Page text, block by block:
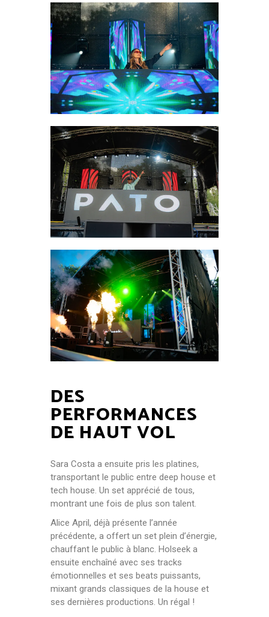
DES
PERFORMANCES
DE HAUT VOL
Sara Costa a ensuite pris les platines,
transportant le public entre deep house et
tech house. Un set apprécié de tous,
montrant une fois de plus son talent.
Alice April, déjà présente l’année
précédente, a offert un set plein d’énergie,
chauffant le public à blanc. Holseek a
ensuite enchaîné avec ses tracks
émotionnelles et ses beats puissants,
mixant grands classiques de la house et
ses dernières productions. Un régal !